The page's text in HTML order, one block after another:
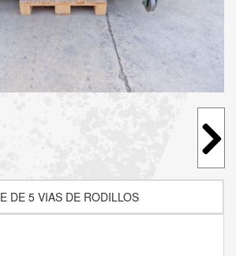
DE 5 VIAS DE RODILLOS